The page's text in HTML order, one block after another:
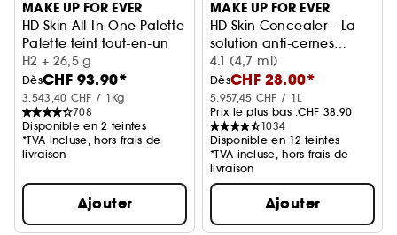
MAKE UP FOR EVER
HD Skin All-In-One Palette
Palette teint tout-en-un
H2 + 26,5 g
DèsCHF 93.90*
3.543,40 CHF / 1Kg
708
Disponible en 2 teintes
*TVA incluse, hors frais de
livraison
Ajouter
MAKE UP FOR EVER
HD Skin Concealer – La
solution anti-cernes
imperceptible
4.1 (4,7 ml)
DèsCHF 28.00*
5.957,45 CHF / 1L
Prix le plus bas :CHF 38.90
1034
Disponible en 12 teintes
*TVA incluse, hors frais de
livraison
Ajouter